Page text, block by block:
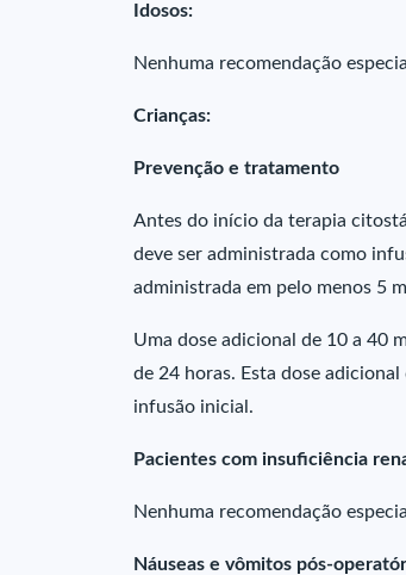
Idosos:
Nenhuma recomendação
Crianças:
Prevenção e tratamento
Antes do início da terapia
deve ser administrada como
administrada em pelo menos 5
Uma dose adicional de 10 a 40
de 24 horas. Esta dose
infusão inicial.
Pacientes com insuficiência
Nenhuma recomendação
Náuseas e vômitos pós-